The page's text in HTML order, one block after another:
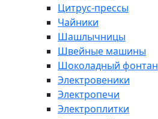
Цитрус-прессы
Чайники
Шашлычницы
Швейные машины
Шоколадный фонтан
Электровеники
Электропечи
Электроплитки